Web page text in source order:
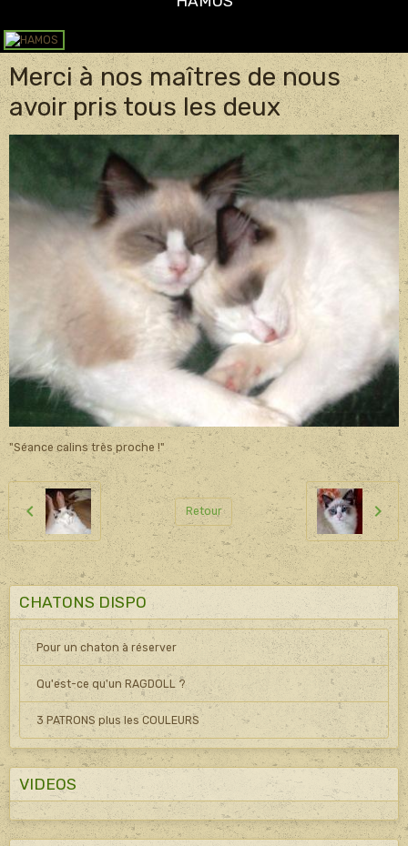
Merci à nos maîtres de nous
avoir pris tous les deux
"Séance calins très proche !"
Retour
CHATONS DISPO
Pour un chaton à réserver
Qu'est-ce qu'un RAGDOLL ?
3 PATRONS plus les COULEURS
VIDEOS